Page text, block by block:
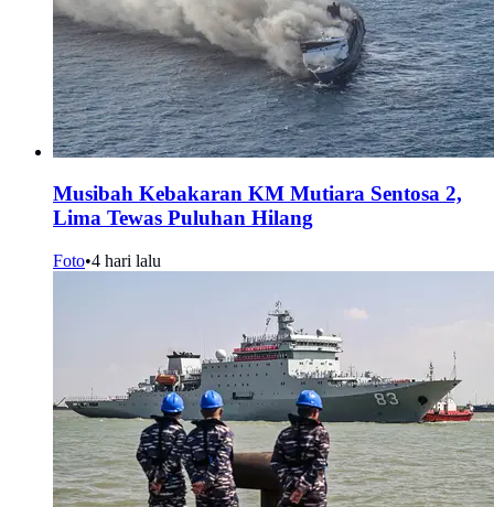
Musibah Kebakaran KM Mutiara Sentosa 2,
Lima Tewas Puluhan Hilang
Foto•4 hari lalu